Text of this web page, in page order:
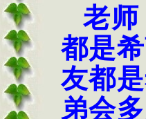
老师
都是
友都
弟会